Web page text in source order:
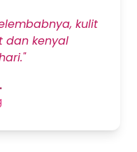
kulit
dan kenyal